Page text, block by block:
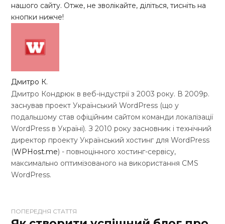
нашого сайту. Отже, не зволікайте, діліться, тисніть на
кнопки нижче!
Дмитро К.
Дмитро Кондрюк в веб-індустрії з 2003 року. В 2009р.
заснував проект Український WordPress (що у
подальшому став офіційним сайтом команди локалізації
WordPress в Україні). З 2010 року засновник і технічний
директор проекту Український хостинг для WordPress
(WPHost.me) - повноцінного хостинг-сервісу,
максимально оптимізованого на використання CMS
WordPress.
e
ПОПЕРЕДНЯ СТАТТЯ